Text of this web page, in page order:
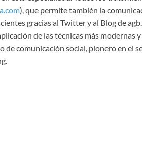
), que permite también la
gracias al Twitter y al Blog de agb.
de las técnicas más modernas y
comunicación social, pionero en el